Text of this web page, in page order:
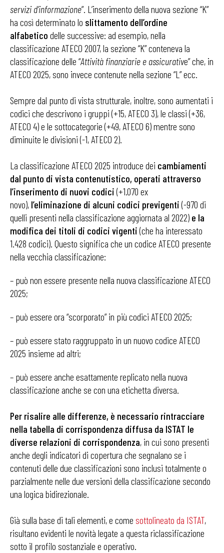
servizi d’informazione”. L’inserimento della nuova sezione “K”
ha così determinato lo slittamento dell’ordine
alfabetico delle successive: ad esempio, nella
classificazione ATECO 2007, la sezione “K” conteneva la
classificazione delle “Attività finanziarie e assicurative” che, in
ATECO 2025, sono invece contenute nella sezione “L” ecc.
Sempre dal punto di vista strutturale, inoltre, sono aumentati i
codici che descrivono i gruppi (+15, ATECO 3), le classi (+36,
ATECO 4) e le sottocategorie (+49, ATECO 6) mentre sono
diminuite le divisioni (-1, ATECO 2).
La classificazione ATECO 2025 introduce dei cambiamenti
dal punto di vista contenutistico, operati attraverso
l’inserimento di nuovi codici(+1.070 ex
novo), l’eliminazione di alcuni codici previgenti(-970 di
quelli presenti nella classificazione aggiornata al 2022) e la
modifica dei titoli di codici vigenti(che ha interessato
1.428 codici). Questo significa che un codice ATECO presente
nella vecchia classificazione:
– può non essere presente nella nuova classificazione ATECO
2025;
– può essere ora “scorporato” in più codici ATECO 2025;
– può essere stato raggruppato in un nuovo codice ATECO
2025 insieme ad altri;
– può essere anche esattamente replicato nella nuova
classificazione anche se con una etichetta diversa.
Per risalire alle differenze, è necessario rintracciare
nella tabella di corrispondenza diffusa da ISTAT le
diverse relazioni di corrispondenza, in cui sono presenti
anche degli indicatori di copertura che segnalano se i
contenuti delle due classificazioni sono inclusi totalmente o
parzialmente nelle due versioni della classificazione secondo
una logica bidirezionale.
Già sulla base di tali elementi, e come sottolineato da ISTAT,
risultano evidenti le novità legate a questa riclassificazione
sotto il profilo sostanziale e operativo.